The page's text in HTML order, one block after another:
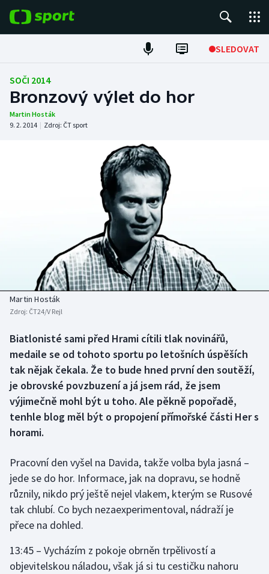
SLEDOVAT
Fotbal
Hokej
Americký fotbal
Baseball a softbal
Basketbal
Biatlon
Boby a skeleton
Curling
Florbal
Futsal
Gymnastika
NEPŘEHLÉDNĚTE
Soutěže
Historické návraty
Aplikace ČT sport
AZ kvíz
SOČI 2014
Bronzový výlet do hor
Martin Hosták
9. 2. 2014 | Zdroj: ČT sport
Martin Hosták
Zdroj: ČT24/V Rejl
Biatlonisté sami před Hrami cítili tlak novinářů,
medaile se od tohoto sportu po letošních úspěších
tak nějak čekala. Že to bude hned první den soutěží,
je obrovské povzbuzení a já jsem rád, že jsem
výjimečně mohl být u toho. Ale pěkně popořadě,
tenhle blog měl být o propojení přímořské části Her s
horami.
Pracovní den vyšel na Davida, takže volba byla jasná –
jede se do hor. Informace, jak na dopravu, se hodně
různily, nikdo prý ještě nejel vlakem, kterým se Rusové
tak chlubí. Co bych nezaexperimentoval, nádraží je
přece na dohled.
13:45 – Vycházím z pokoje obrněn trpělivostí a
objevitelskou náladou, však já si tu cestičku nahoru